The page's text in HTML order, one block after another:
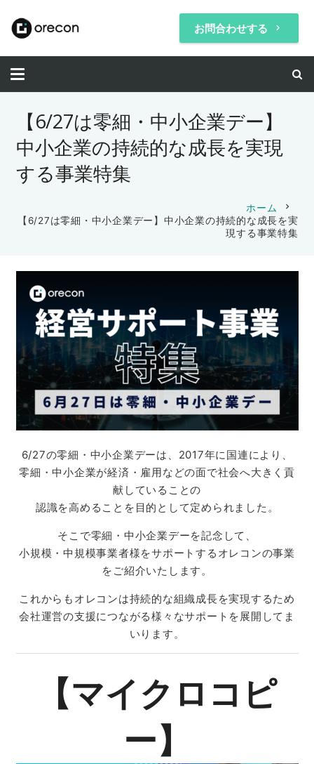
お問合わせする keyboard_arrow_right
【6/27は零細・中小企業デー】
中小企業の持続的な成長を実現
する事業特集
ホーム chevron_right
【6/27は零細・中小企業デー】中小企業の持続的な成長を実
現する事業特集
6/27の零細・中小企業デーは、2017年に国連により、
零細・中小企業が経済・雇用などの面で社会へ大きく貢
献していることの
認識を高めることを目的として定められました。
そこで零細・中小企業デーを記念して、
小規模・中規模事業者様をサポートするオレコンの事業
をご紹介いたします。
これからもオレコンは持続的な組織成長を実現するため
会社運営の支援につながる様々なサポートを展開してま
いります。
【マイクロコピ
ー】